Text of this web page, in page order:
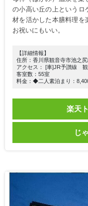
の小高い丘の上というロ
材を活かした本膳料理を
お祝いにもいい。
【詳細情報】
住所：香川県観音寺市池之
アクセス： [車]JR予讃線
客室数：55室
料金：◆二人素泊まり：
楽天
じ